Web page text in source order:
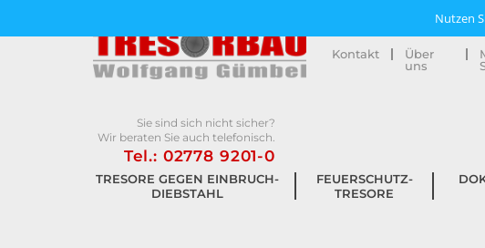
Kontakt
Über
uns
Sie sind sich nicht sicher?
Wir beraten Sie auch telefonisch.
Tel.: 02778 9201-0
TRESORE GEGEN EINBRUCH­
DIEBSTAHL
FEUERSCHUTZ­
TRESORE